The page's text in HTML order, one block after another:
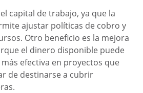
capital de trabajo, ya que la
ajustar políticas de cobro y
Otro beneficio es la mejora
el dinero disponible puede
efectiva en proyectos que
de destinarse a cubrir